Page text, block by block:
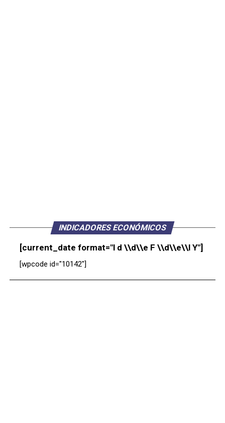
INDICADORES ECONÓMICOS
[current_date format="l d \\d\\e F \\d\\e\\l Y"]
[wpcode id="10142"]